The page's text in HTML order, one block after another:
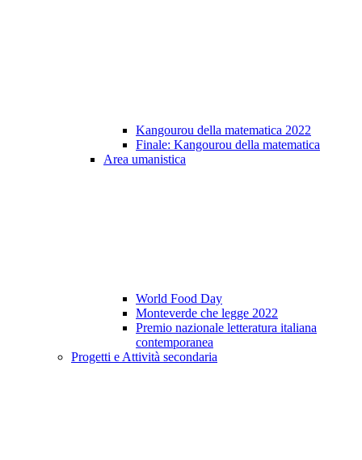
Kangourou della matematica 2022
Finale: Kangourou della matematica
Area umanistica
World Food Day
Monteverde che legge 2022
Premio nazionale letteratura italiana
contemporanea
Progetti e Attività secondaria